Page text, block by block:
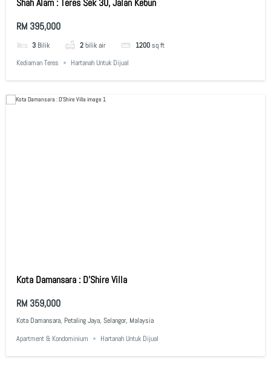
Shah Alam : Teres Sek 30, Jalan Kebun
RM 395,000
3 Bilik 2bilik air 1200sq ft
Kediaman Teres
Hartanah Untuk Dijual
Kota Damansara : D’Shire Villa
RM 359,000
Kota Damansara, Petaling Jaya, Selangor, Malaysia
Apartment & Kondominium
Hartanah Untuk Dijual